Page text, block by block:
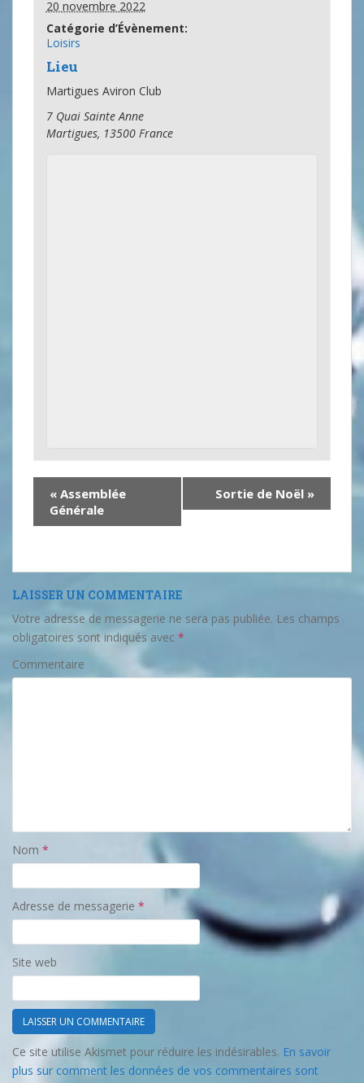
20 novembre 2022
Catégorie d’Évènement:
Loisirs
Lieu
Martigues Aviron Club
7 Quai Sainte Anne
Martigues, 13500 France
« Assemblée
Générale
Sortie de Noël »
LAISSER UN COMMENTAIRE
Votre adresse de messagerie ne sera pas publiée. Les champs
obligatoires sont indiqués avec *
Commentaire
Nom *
Adresse de messagerie *
Site web
Ce site utilise Akismet pour réduire les indésirables. En savoir
plus sur comment les données de vos commentaires sont